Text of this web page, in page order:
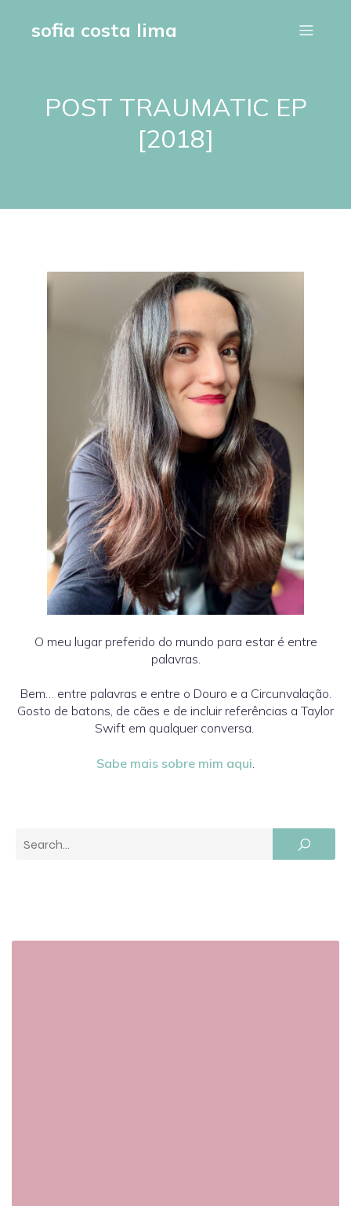
sofia costa lima
POST TRAUMATIC EP
[2018]
O meu lugar preferido do mundo para estar é entre
palavras.
Bem… entre palavras e entre o Douro e a Circunvalação.
Gosto de batons, de cães e de incluir referências a Taylor
Swift em qualquer conversa.
Sabe mais sobre mim aqui.